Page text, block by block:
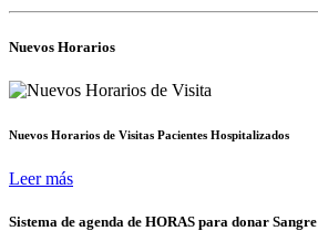
Nuevos Horarios
Nuevos Horarios de Visitas Pacientes Hospitalizados
Leer más
Sistema de agenda de HORAS para donar Sangre